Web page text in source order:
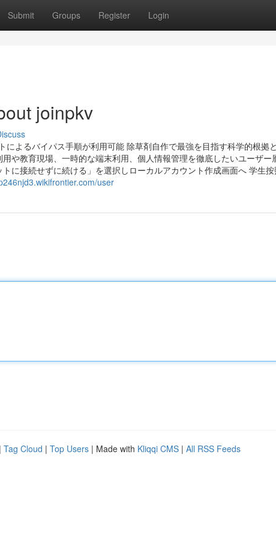
Submit Groups Register Login
joinpkv
によるバイパス手順が利用可能 除草剤自作で最強を目指す科学的根拠
や教育現場、一時的な端末利用、個人情報管理を徹底したいユーザー
に接続せずに続ける」を選択しローカルアカウント作成画面へ 学生
user
| Tag Cloud | Top Users | Made with Kliqqi CMS | All RSS Feeds